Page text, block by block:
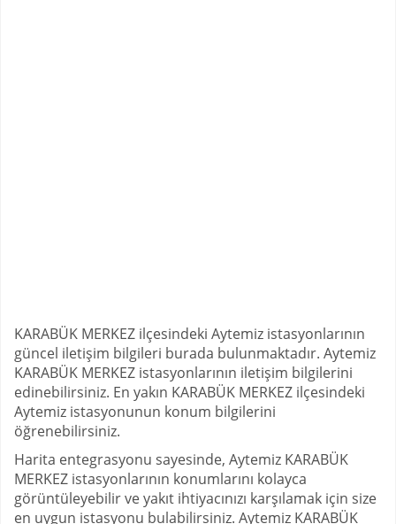
KARABÜK MERKEZ ilçesindeki Aytemiz istasyonlarının
güncel iletişim bilgileri burada bulunmaktadır. Aytemiz
KARABÜK MERKEZ istasyonlarının iletişim bilgilerini
edinebilirsiniz. En yakın KARABÜK MERKEZ ilçesindeki
Aytemiz istasyonunun konum bilgilerini
öğrenebilirsiniz.
Harita entegrasyonu sayesinde, Aytemiz KARABÜK
MERKEZ istasyonlarının konumlarını kolayca
görüntüleyebilir ve yakıt ihtiyacınızı karşılamak için size
en uygun istasyonu bulabilirsiniz. Aytemiz KARABÜK